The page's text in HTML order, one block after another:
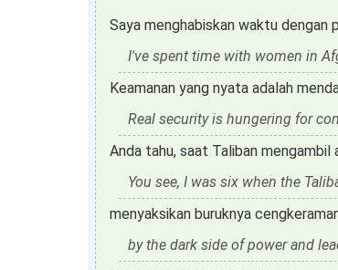
Saya menghabiskan waktu dengan
I've spent time with women in
Keamanan yang nyata adalah
Real security is hungering for
Anda tahu, saat Taliban mengambil
You see, I was six when the
menyaksikan buruknya
by the dark side of power and